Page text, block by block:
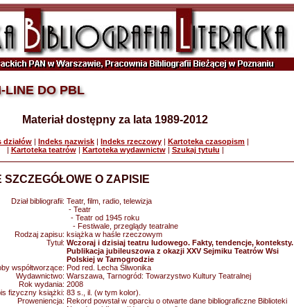
LINE DO PBL
Materiał dostępny za lata 1989-2012
działów | Indeks nazwisk | Indeks rzeczowy | Kartoteka czasopism |
| Kartoteka teatrów| Kartoteka wydawnictw| Szukaj tytułu |
SZCZEGÓŁOWE O ZAPISIE
Dział bibliografii: Teatr, film, radio, telewizja
- Teatr
- Teatr od 1945 roku
- Festiwale, przeglądy teatralne
Rodzaj zapisu: książka w haśle rzeczowym
Tytuł: Wczoraj i dzisiaj teatru ludowego. Fakty, tendencje, konteksty.
Publikacja jubileuszowa z okazji XXV Sejmiku Teatrów Wsi
Polskiej w Tarnogrodzie
współtworzące: Pod red. Lecha Śliwonika
Wydawnictwo: Warszawa, Tarnogród: Towarzystwo Kultury Teatralnej
Rok wydania: 2008
fizyczny książki: 83 s., il. (w tym kolor).
Proweniencja: Rekord powstał w oparciu o otwarte dane bibliograficzne Biblioteki